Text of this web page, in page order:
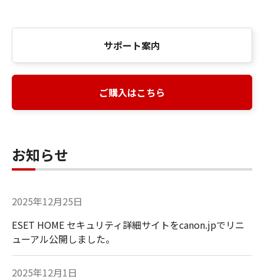
サポート案内
ご購入はこちら
お知らせ
2025年12月25日
ESET HOME セキュリティ詳細サイトをcanon.jpでリニ
ューアル公開しました。
2025年12月1日